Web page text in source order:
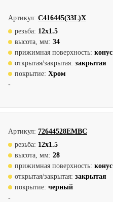
Артикул: С416445(33L)X
резьба: 12х1.5
высота, мм: 34
прижимная поверхность: конус
открытая/закрытая: закрытая
покрытие: Хром
-
Артикул: 72644528EMBC
резьба: 12х1.5
высота, мм: 28
прижимная поверхность: конус
открытая/закрытая: закрытая
покрытие: черный
-